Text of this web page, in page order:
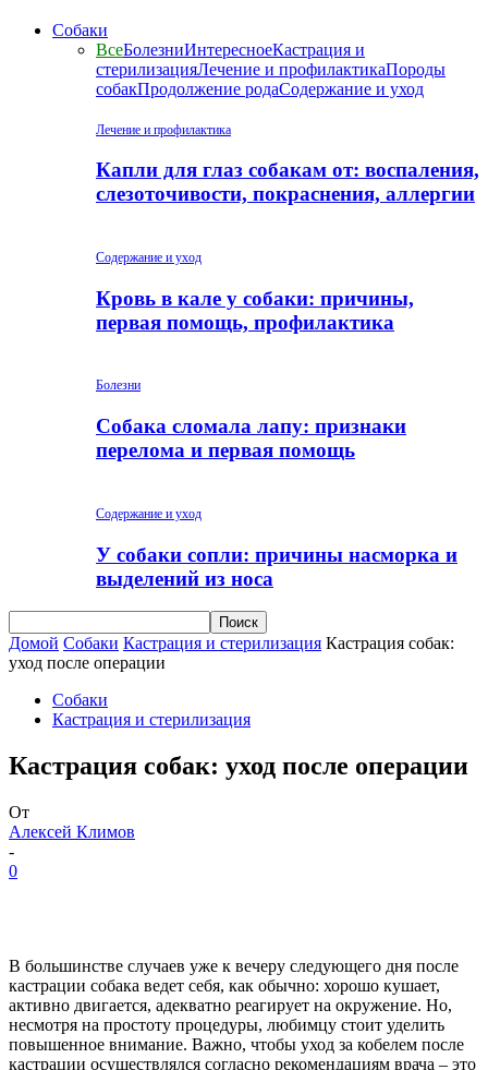
Собаки
ВсеБолезниИнтересноеКастрация и
стерилизацияЛечение и профилактикаПороды
собакПродолжение родаСодержание и уход
Лечение и профилактика
Капли для глаз собакам от: воспаления,
слезоточивости, покраснения, аллергии
Содержание и уход
Кровь в кале у собаки: причины,
первая помощь, профилактика
Болезни
Собака сломала лапу: признаки
перелома и первая помощь
Содержание и уход
У собаки сопли: причины насморка и
выделений из носа
Домой Собаки Кастрация и стерилизация Кастрация собак:
уход после операции
Собаки
Кастрация и стерилизация
Кастрация собак: уход после операции
От
Алексей Климов
-
0
В большинстве случаев уже к вечеру следующего дня после
кастрации собака ведет себя, как обычно: хорошо кушает,
активно двигается, адекватно реагирует на окружение. Но,
несмотря на простоту процедуры, любимцу стоит уделить
повышенное внимание. Важно, чтобы уход за кобелем после
кастрации осуществлялся согласно рекомендациям врача – это